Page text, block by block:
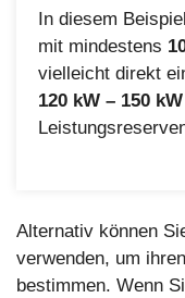
In diesem
mit mindestens
vielleicht direkt
120 kW – 150 kW
Alternativ können
verwenden, um
bestimmen. Wenn